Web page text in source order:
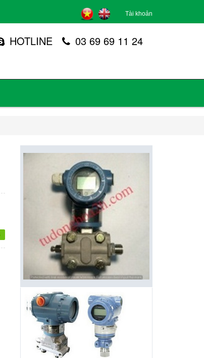
Tài khoản
03 69 69 11 24
HOTLINE